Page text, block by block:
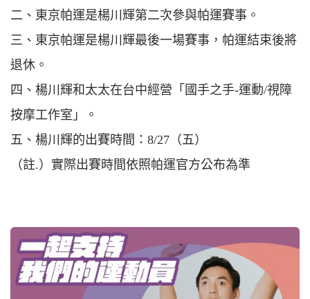
二、東京帕運是楊川輝第二次參與帕運賽事。
三、東京帕運是楊川輝最後一場賽事，帕運結束後將
退休。
四、楊川輝和太太在台中經營「國手之手-運動/視障
按摩工作室」。
五、楊川輝的出賽時間：8/27（五）
（註.）實際出賽時間依照帕運官方公布為準